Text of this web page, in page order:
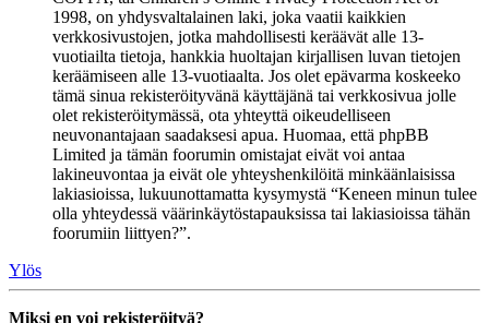
1998, on yhdysvaltalainen laki, joka vaatii kaikkien
verkkosivustojen, jotka mahdollisesti keräävät alle 13-
vuotiailta tietoja, hankkia huoltajan kirjallisen luvan tietojen
keräämiseen alle 13-vuotiaalta. Jos olet epävarma koskeeko
tämä sinua rekisteröityvänä käyttäjänä tai verkkosivua jolle
olet rekisteröitymässä, ota yhteyttä oikeudelliseen
neuvonantajaan saadaksesi apua. Huomaa, että phpBB
Limited ja tämän foorumin omistajat eivät voi antaa
lakineuvontaa ja eivät ole yhteyshenkilöitä minkäänlaisissa
lakiasioissa, lukuunottamatta kysymystä “Keneen minun tulee
olla yhteydessä väärinkäytöstapauksissa tai lakiasioissa tähän
foorumiin liittyen?”.
Ylös
Miksi en voi rekisteröityä?